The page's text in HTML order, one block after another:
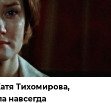
Тихомирова,
навсегда